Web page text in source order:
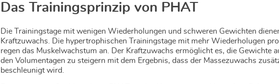
Das Trainingsprinzip von PHAT
Die Trainingstage mit wenigen Wiederholungen und schweren Gewichten
Kraftzuwachs. Die hypertrophischen Trainingstage mit mehr Wiederholugen
regen das Muskelwachstum an. Der Kraftzuwachs ermöglicht es, die Gewichte
den Volumentagen zu steigern mit dem Ergebnis, dass der Massezuwachs
beschleunigt wird.